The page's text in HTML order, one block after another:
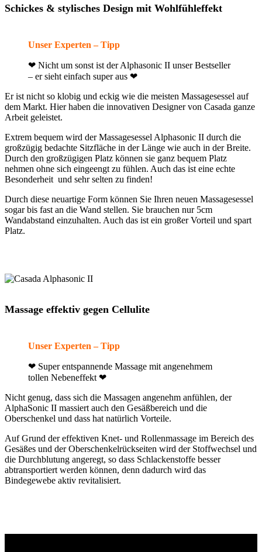
Schickes & stylisches Design mit Wohlfühleffekt
Unser Experten – Tipp
❤ Nicht um sonst ist der Alphasonic II unser Bestseller
– er sieht einfach super aus ❤
Er ist nicht so klobig und eckig wie die meisten Massagesessel auf
dem Markt. Hier haben die innovativen Designer von Casada ganze
Arbeit geleistet.
Extrem bequem wird der Massagesessel Alphasonic II durch die
großzügig bedachte Sitzfläche in der Länge wie auch in der Breite.
Durch den großzügigen Platz können sie ganz bequem Platz
nehmen ohne sich eingeengt zu fühlen. Auch das ist eine echte
Besonderheit und sehr selten zu finden!
Durch diese neuartige Form können Sie Ihren neuen Massagesessel
sogar bis fast an die Wand stellen. Sie brauchen nur 5cm
Wandabstand einzuhalten. Auch das ist ein großer Vorteil und spart
Platz.
Massage effektiv gegen Cellulite
Unser Experten – Tipp
❤ Super entspannende Massage mit angenehmem
tollen Nebeneffekt ❤
Nicht genug, dass sich die Massagen angenehm anfühlen, der
AlphaSonic II massiert auch den Gesäßbereich und die
Oberschenkel und dass hat natürlich Vorteile.
Auf Grund der effektiven Knet- und Rollenmassage im Bereich des
Gesäßes und der Oberschenkelrückseiten wird der Stoffwechsel und
die Durchblutung angeregt, so dass Schlackenstoffe besser
abtransportiert werden können, denn dadurch wird das
Bindegewebe aktiv revitalisiert.